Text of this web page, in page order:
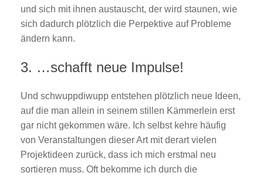
und sich mit ihnen austauscht, der wird staunen, wie
sich dadurch plötzlich die Perpektive auf Probleme
ändern kann.
3. …schafft neue Impulse!
Und schwuppdiwupp entstehen plötzlich neue Ideen,
auf die man allein in seinem stillen Kämmerlein erst
gar nicht gekommen wäre. Ich selbst kehre häufig
von Veranstaltungen dieser Art mit derart vielen
Projektideen zurück, dass ich mich erstmal neu
sortieren muss. Oft bekomme ich durch die